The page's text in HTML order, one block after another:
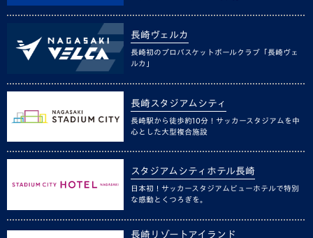
長崎ヴェルカ
長崎初のプロバスケットボールクラブ「長崎ヴェ
ルカ」
長崎スタジアムシティ
長崎駅から徒歩約10分！サッカースタジアムを中
心とした大型複合施設
スタジアムシティホテル長崎
日本初！サッカースタジアムビューホテルで特別
な感動とくつろぎを。
長崎リゾートアイランド